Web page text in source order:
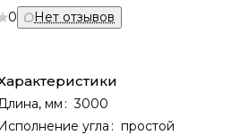
0 Нет отзывов
мм : 3000
угла : простой